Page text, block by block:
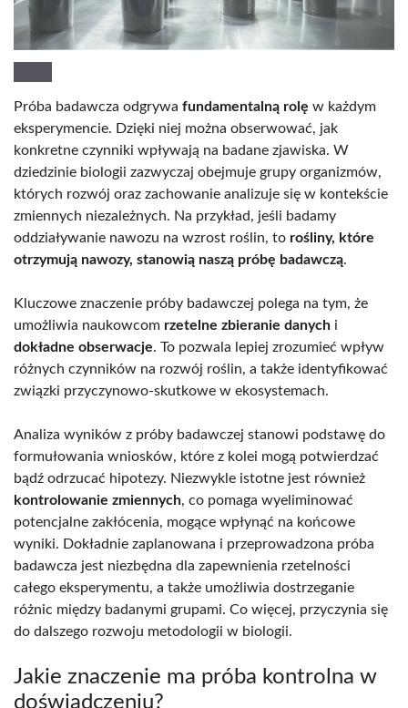
Próba badawcza odgrywa fundamentalną rolę w każdym
eksperymencie. Dzięki niej można obserwować, jak
konkretne czynniki wpływają na badane zjawiska. W
dziedzinie biologii zazwyczaj obejmuje grupy organizmów,
których rozwój oraz zachowanie analizuje się w kontekście
zmiennych niezależnych. Na przykład, jeśli badamy
oddziaływanie nawozu na wzrost roślin, to rośliny, które
otrzymują nawozy, stanowią naszą próbę badawczą.
Kluczowe znaczenie próby badawczej polega na tym, że
umożliwia naukowcom rzetelne zbieranie danych i
dokładne obserwacje. To pozwala lepiej zrozumieć wpływ
różnych czynników na rozwój roślin, a także identyfikować
związki przyczynowo-skutkowe w ekosystemach.
Analiza wyników z próby badawczej stanowi podstawę do
formułowania wniosków, które z kolei mogą potwierdzać
bądź odrzucać hipotezy. Niezwykle istotne jest również
kontrolowanie zmiennych, co pomaga wyeliminować
potencjalne zakłócenia, mogące wpłynąć na końcowe
wyniki. Dokładnie zaplanowana i przeprowadzona próba
badawcza jest niezbędna dla zapewnienia rzetelności
całego eksperymentu, a także umożliwia dostrzeganie
różnic między badanymi grupami. Co więcej, przyczynia się
do dalszego rozwoju metodologii w biologii.
Jakie znaczenie ma próba kontrolna w
doświadczeniu?